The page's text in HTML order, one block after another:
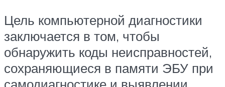
Цель компьютерной диагностики
заключается в том, чтобы
обнаружить коды неисправностей,
сохраняющиеся в памяти ЭБУ при